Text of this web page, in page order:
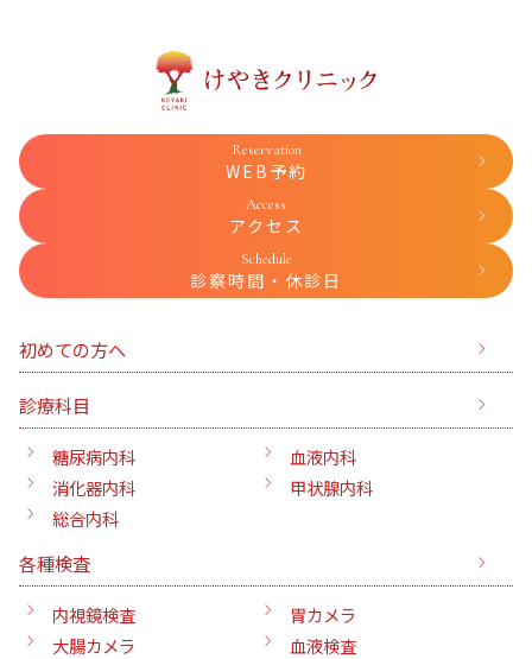
Reservation
WEB予約
Access
アクセス
Schedule
診察時間・休診日
初めての方へ
診療科目
糖尿病内科
血液内科
消化器内科
甲状腺内科
総合内科
各種検査
内視鏡検査
胃カメラ
大腸カメラ
血液検査